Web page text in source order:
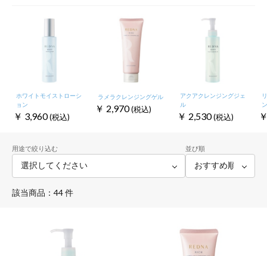
ホワイトモイストローシ
ョン
￥ 3,960(税込)
ラメラクレンジングゲル
￥ 2,970(税込)
アクアクレンジングジェ
ル
￥ 2,530 (税込)
ン
用途で絞り込む 並び順
該当商品：44 件